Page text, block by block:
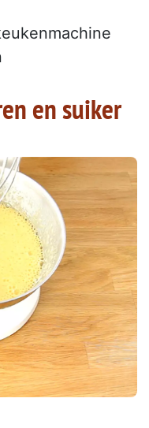
en suiker